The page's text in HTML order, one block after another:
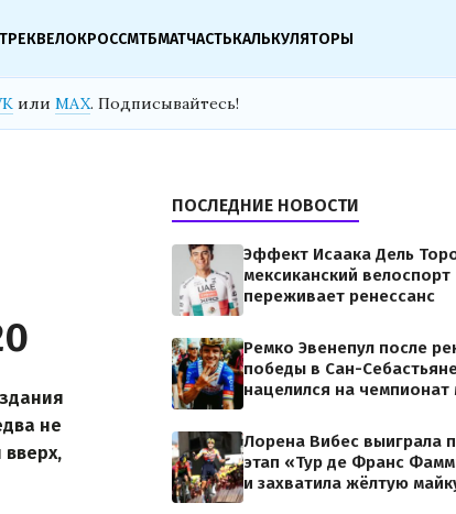
ТРЕКВЕЛОКРОССМТБМАТЧАСТЬКАЛЬКУЛЯТОРЫ
или MAX. Подписывайтесь!
не
ПОСЛЕДНИЕ НОВОСТИ
Эффект Исаака Дель
мексиканский велоспорт
переживает ренессанс
Ремко Эвенепул после
победы в Сан-
нацелился на чемпионат
Лорена Вибес выиграла
этап «Тур де Франс
и захватила жёлтую